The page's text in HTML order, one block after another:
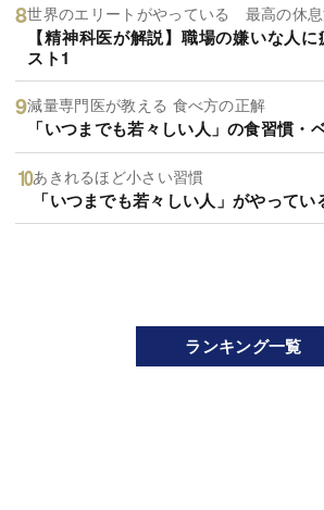
世界のエリートがやっている 最高の休息
【精神科医が解説】職場の嫌いな人
スト1
減量専門医が教える 食べ方の正解
「いつまでも若々しい人」の食習慣・
あきれるほど小さい習慣
「いつまでも若々しい人」がやってい
ランキング一覧